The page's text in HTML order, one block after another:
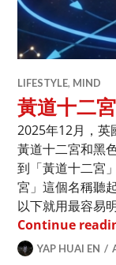
LIFESTYLE, MIND
黃道十二
2025年12月，
黃道十二宮和黑
到「黃道十二宮
宮」這個名稱聽
以下就用最容易
Continue
YAP HUAI EN